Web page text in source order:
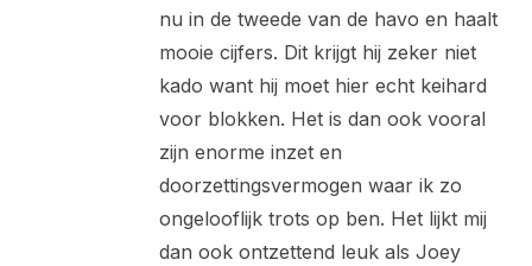
nu in de tweede van de havo en haalt
mooie cijfers. Dit krijgt hij zeker niet
kado want hij moet hier echt keihard
voor blokken. Het is dan ook vooral
zijn enorme inzet en
doorzettingsvermogen waar ik zo
ongelooflijk trots op ben. Het lijkt mij
dan ook ontzettend leuk als Joey